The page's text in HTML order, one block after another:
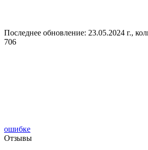
Последнее обновление: 23.05.2024 г.,
706
ошибке
Отзывы